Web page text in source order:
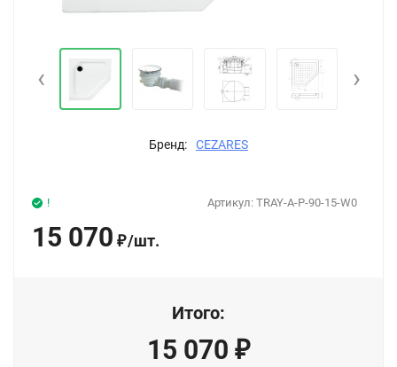
‹ ›
Бренд: CEZARES
Артикул: TRAY-A-P-90-15-W0
!
15 070 ₽/шт.
Итого:
15 070 ₽